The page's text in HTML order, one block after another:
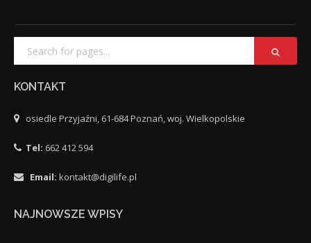
KONTAKT
osiedle Przyjaźni, 61-684 Poznań, woj. Wielkopolskie
Tel: 662 412 594
Email: kontakt@digilife.pl
NAJNOWSZE WPISY